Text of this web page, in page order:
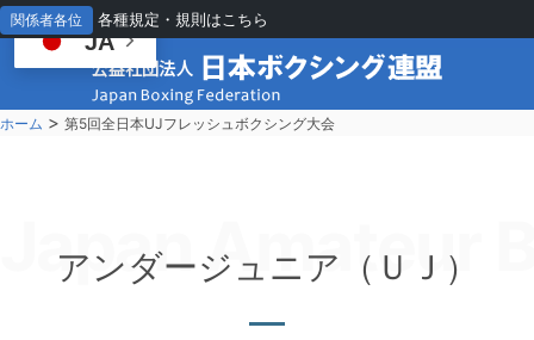
関係者各位 各種規定・規則はこちら
ホーム > 第5回全日本UJフレッシュボクシング大会
Japan Amateur
アンダージュニア（ＵＪ）
JA